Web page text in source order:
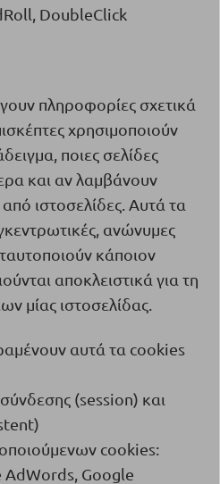
DoubleClick
πληροφορίες σχετικά
χρησιμοποιούν
ποιες σελίδες
και αν λαμβάνουν
ιστοσελίδες. Αυτά τα
ανώνυμες
κάποιον
αποκλειστικά για τη
μίας ιστοσελίδας.
αυτά τα cookies
(session) και
)
cookies:
AdWords, Google